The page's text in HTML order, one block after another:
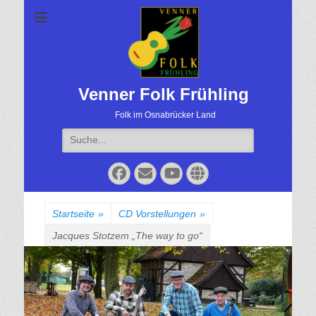
Venner Folk Frühling
Folk im Osnabrücker Land
Suche
für:
Facebook
EmailYouTube
Website
Startseite » CD Vorstellungen »
Jacques Stotzem „The way to go“